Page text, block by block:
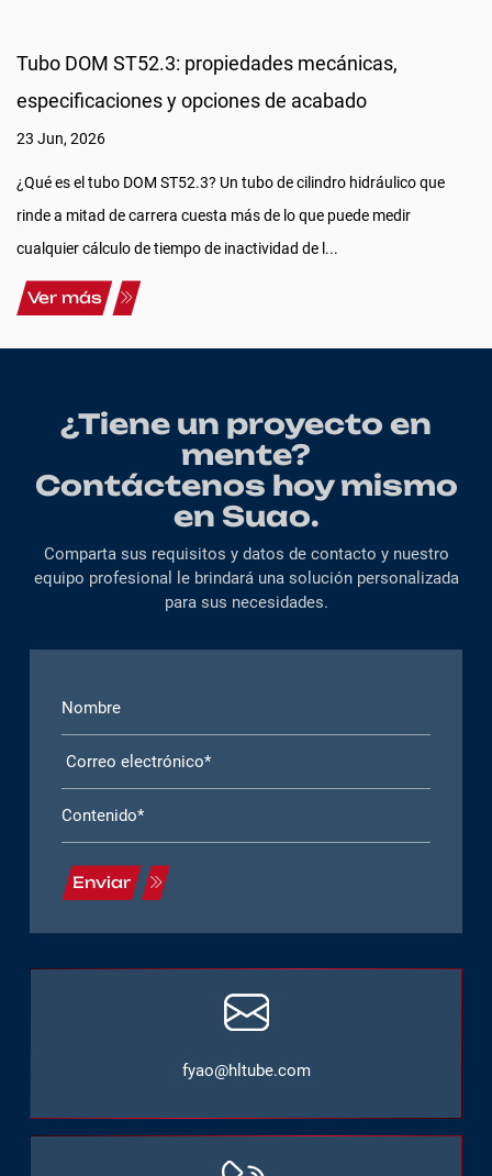
Tubo DOM ST52.3: propiedades mecánicas,
especificaciones y opciones de acabado
23 Jun, 2026
¿Qué es el tubo DOM ST52.3? Un tubo de cilindro hidráulico que
rinde a mitad de carrera cuesta más de lo que puede medir
cualquier cálculo de tiempo de inactividad de l...
Ver más
¿Tiene un proyecto en
mente?
Contáctenos hoy mismo
en Suao.
Comparta sus requisitos y datos de contacto y nuestro
equipo profesional le brindará una solución personalizada
para sus necesidades.
Enviar
fyao@hltube.com